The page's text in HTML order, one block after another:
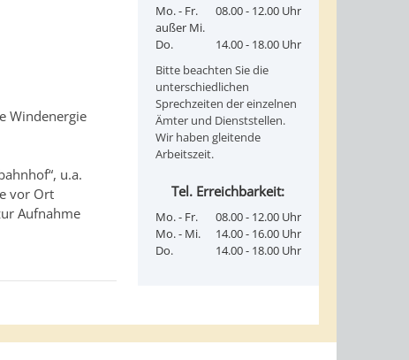
Windenergie
u.a.
vor Ort
Aufnahme
Mo. - Fr.
außer Mi.
08.00 - 12.00 Uhr
Do.
14.00 - 18.00 Uhr
Bitte beachten Sie die
unterschiedlichen
Sprechzeiten der einzelnen
Ämter und Dienststellen.
Wir haben gleitende
Arbeitszeit.
Tel. Erreichbarkeit:
Mo. - Fr.
08.00 - 12.00 Uhr
Mo. - Mi.
14.00 - 16.00 Uhr
Do.
14.00 - 18.00 Uhr